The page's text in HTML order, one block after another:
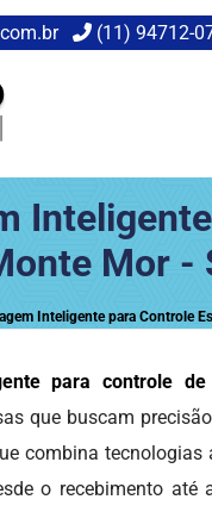
(11) 94712-
Mor -
Inteligente para Controle
para controle de
que buscam
combina
o recebimento até